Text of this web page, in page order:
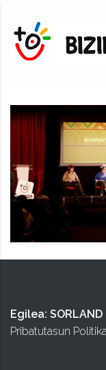
Egilea: SORLAND
Pribatutasun Politika